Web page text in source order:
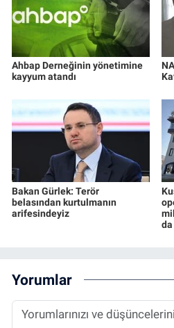
Ahbap Derneğinin yönetimine
kayyum atandı
Bakan Gürlek: Terör
belasından kurtulmanın
arifesindeyiz
da
Yorumlar